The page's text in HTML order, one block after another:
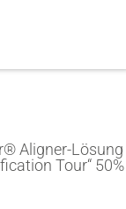
Aligner-Lösung
Tour“ 50%